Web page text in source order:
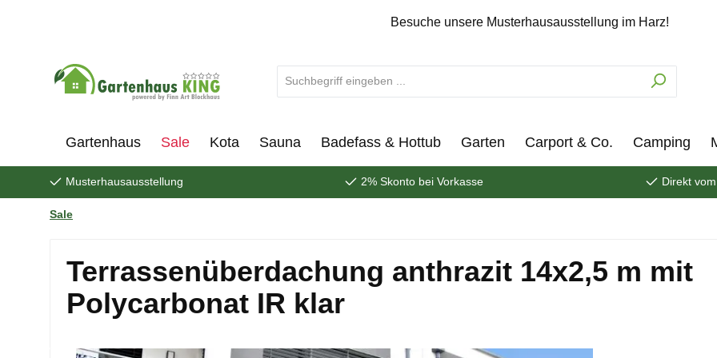
Besuche unsere Musterhausausstellung im Harz!
Gartenhaus Sale Kota Sauna Badefass & Hottub Garten Carport & Co. Camping
Musterhausausstellung 2% Skonto bei Vorkasse Direkt
Sale
Terrassenüberdachung anthrazit 14x2,5 m mit
Polycarbonat IR klar